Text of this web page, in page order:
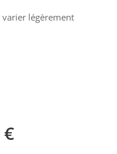
varier légèrement
€